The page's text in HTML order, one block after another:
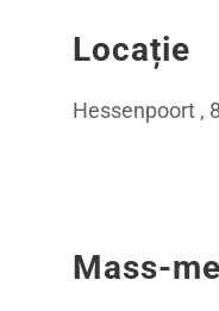
Locație
Hessenpoort ,
Mass-